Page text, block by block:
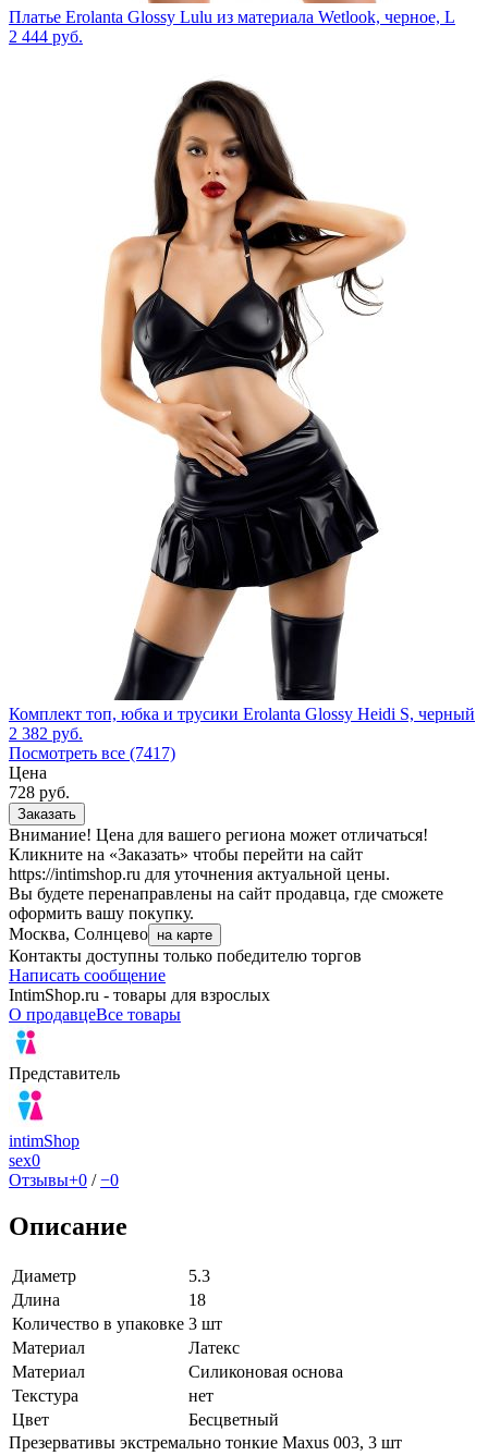
Платье Erolanta Glossy Lulu из материала Wetlook, черное, L
2 444 руб.
Комплект топ, юбка и трусики Erolanta Glossy Heidi S, черный
2 382 руб.
Посмотреть все (7417)
Цена
728 руб.
Заказать
Внимание! Цена для вашего региона может отличаться!
Кликните на «Заказать» чтобы перейти на сайт
https://intimshop.ru для уточнения актуальной цены.
Вы будете перенаправлены на сайт продавца, где сможете
оформить вашу покупку.
Москва, Солнцево на карте
Контакты доступны только победителю торгов
Написать сообщение
IntimShop.ru - товары для взрослых
О продавцеВсе товары
Представитель
intimShop
sex0
Отзывы+0 /−0
Описание
Диаметр
5.3
Длина
18
Количество в упаковке 3 шт
Материал
Латекс
Материал
Силиконовая основа
Текстура
нет
Цвет
Бесцветный
Презервативы экстремально тонкие Maxus 003, 3 шт